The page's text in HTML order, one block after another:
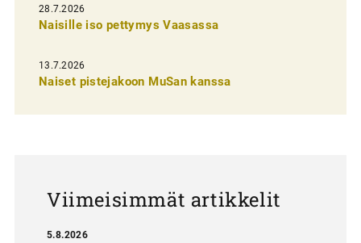
n
e
28.7.2026
Naisille iso pettymys Vaasassa
13.7.2026
Naiset pistejakoon MuSan kanssa
Viimeisimmät artikkelit
5.8.2026